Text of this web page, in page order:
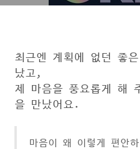
최근엔 계획에 없던 좋
났고,
제 마음을 풍요롭게 해
을 만났어요.
마음이 왜 이렇게 편안하